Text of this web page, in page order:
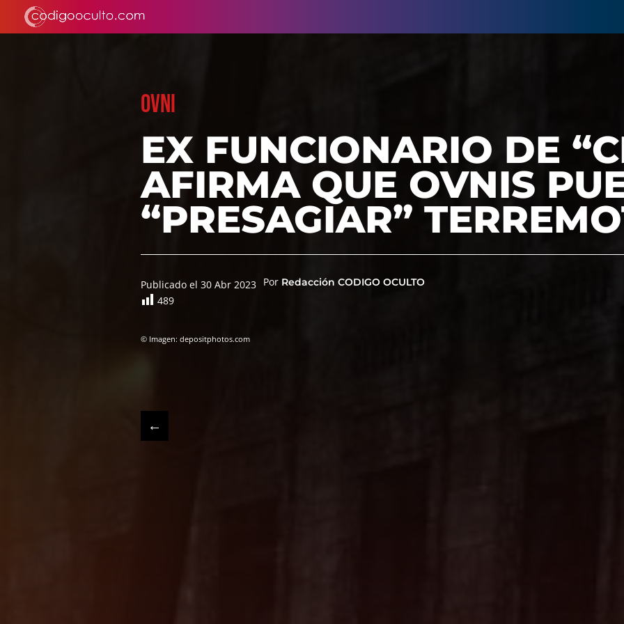
OVNI
EX FUNCIONARIO DE
AFIRMA QUE OVNIS
“PRESAGIAR”
Publicado el 30 Abr 2023 Por Redacción CODIGO OCULTO
489
© Imagen: depositphotos.com
←